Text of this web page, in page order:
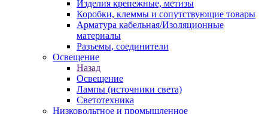
Изделия крепежные, метизы
Коробки, клеммы и сопутствующие товары
Арматура кабельная/Изоляционные
материалы
Разъемы, соединители
Освещение
Назад
Освещение
Лампы (источники света)
Светотехника
Низковольтное и промышленное